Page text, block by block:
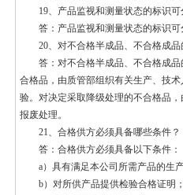
19、产品监视和测量状态的标识可
答：产品监视和测量状态的标识可
20、对不合格半成品、不合格成品
答：对不合格半成品、不合格成品
合格品，由质管部组织有关生产、技
验。对决定采取降级处理的不合格品
报废处理。
21、合格供方必须具备哪些条件？
答：合格供方必须具备以下条件：
a）具有满足本公司所需产品的生
b）对所供产品提供检验合格证明